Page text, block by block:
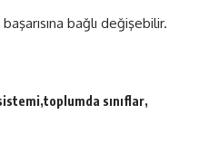
bağlı değişebilir.
toplumda sınıflar